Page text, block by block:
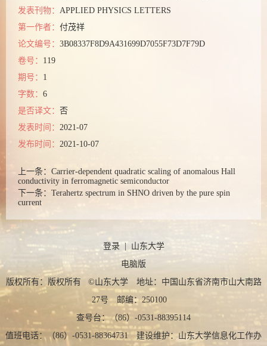
发表刊物： APPLIED PHYSICS LETTERS
第一作者： 付茂祥
论文编号： 3B08337F8D9A431699D7055F73D7F79D
卷号： 119
期号： 1
字数： 6
是否译文： 否
发表时间： 2021-07
发布时间： 2021-10-07
上一条： Carrier-dependent quadratic scaling of anomalous Hall
conductivity in ferromagnetic semiconductor
下一条： Terahertz spectrum in SHNO driven by the pure spin
current
登录| 山东大学
电脑版
版权所有：版权所有 ©山东大学 地址：中国山东省济南市山大南路
27号 邮编：250100
查号台：（86）-0531-88395114
值班电话：（86）-0531-88364731 建设维护：山东大学信息化工作办